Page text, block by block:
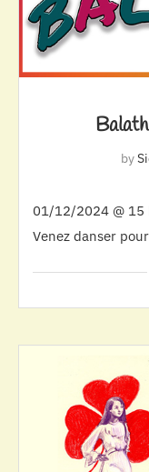
by
01/12/2024 @
Venez danser